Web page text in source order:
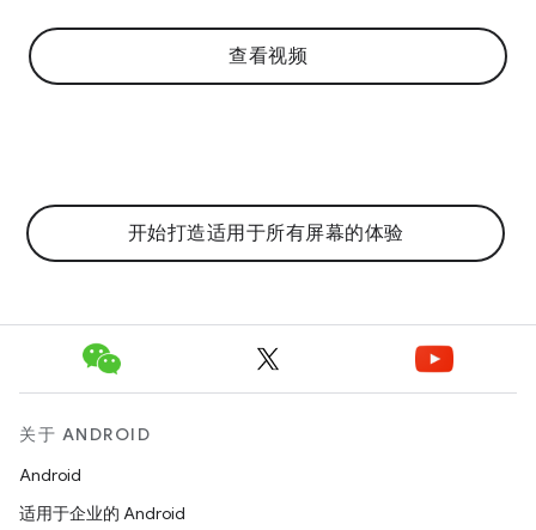
查看视频
开始打造适用于所有屏幕的体验
关于 ANDROID
Android
适用于企业的 Android